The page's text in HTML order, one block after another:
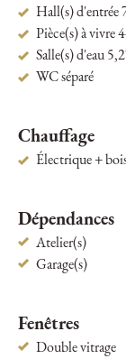
Hall(s) d'entrée
Pièce(s) à vivre
Salle(s) d'eau
WC séparé
Chauffage
Électrique +
Dépendances
Atelier(s)
Garage(s)
Fenêtres
Double vitrage